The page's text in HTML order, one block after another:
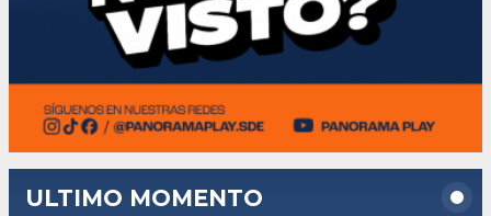
ULTIMO MOMENTO